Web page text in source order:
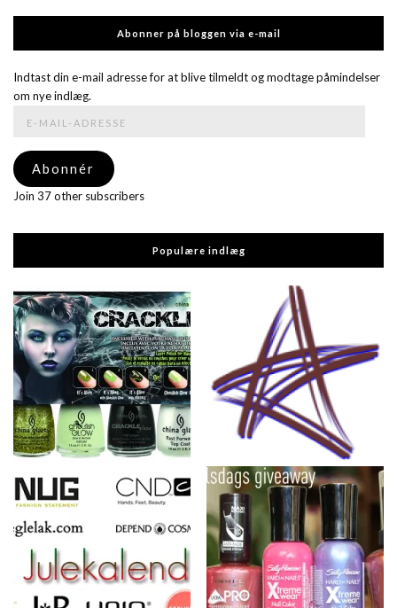
Abonner på bloggen via e-mail
Indtast din e-mail adresse for at blive tilmeldt og modtage påmindelser
om nye indlæg.
adresse
Abonnér
Join 37 other subscribers
Populære indlæg